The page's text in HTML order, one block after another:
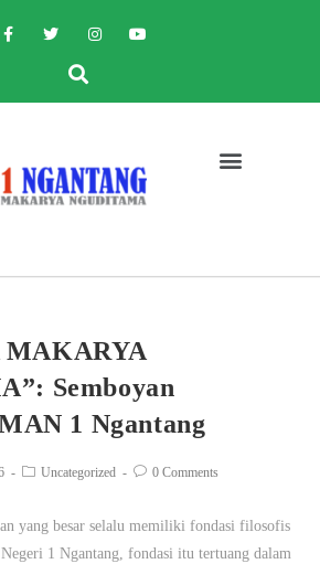
MAKARYA
Semboyan
1 Ngantang
Uncategorized 0 Comments
yang besar selalu memiliki fondasi filosofis
1 Ngantang, fondasi itu tertuang dalam